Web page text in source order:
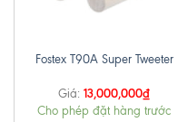
Fostex T90A Super Tweeter
Giá: 13,000,000₫
Cho phép đặt hàng trước